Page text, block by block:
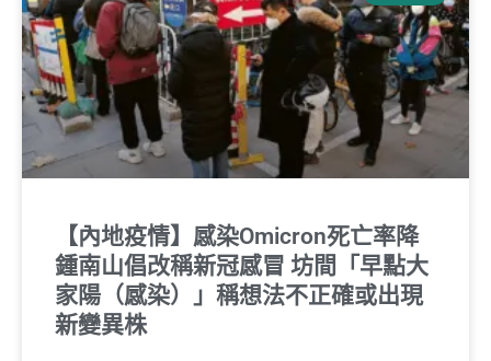
【內地疫情】感染Omicron死亡率降
鍾南山倡改稱新冠感冒 坊間「早點大
家陽（感染）」稱想法不正確或出現
新變異株